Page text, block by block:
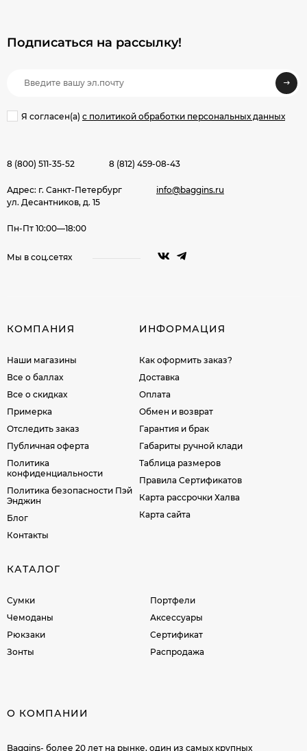
Подписаться на рассылкy!
Я согласен(a) с политикой обработки персональных данных
8 (800) 511-35-52 8 (812) 459-08-43
Адрес: г. Санкт-Петербург
ул. Десантников, д. 15
info@baggins.ru
Пн-Пт 10:00—18:00
Мы в соц.сетях
КОМПАНИЯ
Наши магазины
Все о баллах
Все о скидках
Примерка
Отследить заказ
Публичная оферта
Политика
конфиденциальности
Политика безопасности Пэй
Энджин
Блог
Контакты
ИНФОРМАЦИЯ
Как оформить заказ?
Доставка
Оплата
Обмен и возврат
Гарантия и брак
Габариты ручной клади
Таблица размеров
Правила Сертификатов
Карта рассрочки Халва
Карта сайта
КАТАЛОГ
Сумки
Чемоданы
Рюкзаки
Зонты
Портфели
Аксессуары
Сертификат
Распродажа
О КОМПАНИИ
Baggins- более 20 лет на рынке, один из самых крупных